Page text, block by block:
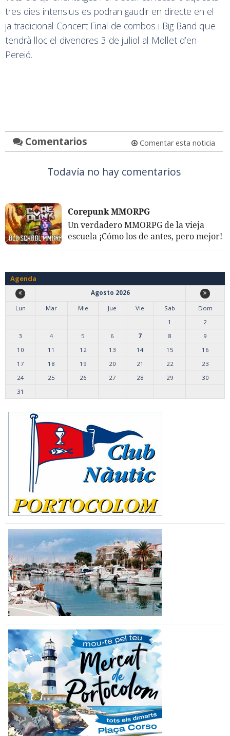
tres dies intensius es podran gaudir en directe en el
ja tradicional Concert Final de combos i Big Band que
tendrà lloc el divendres 3 de juliol al Mollet d’en
Pereió.
Comentarios Comentar esta noticia
Todavía no hay comentarios
Corepunk MMORPG
Un verdadero MMORPG de la vieja
escuela ¡Cómo los de antes, pero mejor!
Agenda
Agosto 2026
Lun
Mar Mie Jue Vie Sab
Dom
1
2
3
4 5 6 7 8
9
10
11 12 13 14 15
16
17
18 19 20 21 22
23
24
25 26 27 28 29
30
31